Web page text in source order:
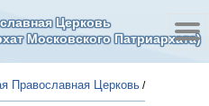
Церковь
Московского Патриархата)
Православная Церковь /